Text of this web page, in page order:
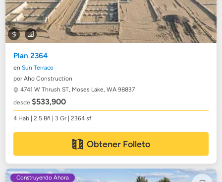
Plan 2364
enSun Terrace
por Aho Construction
4741 W Thrush ST, Moses Lake, WA 98837
desde$533,900
4 Hab | 2.5 Bñ | 3 Gr | 2364 sf
Obtener Folleto
Construyendo Ahora